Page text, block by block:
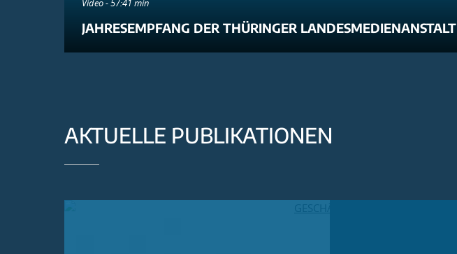
Video - 57:41 min
JAHRESEMPFANG DER THÜRINGER LANDESMEDIENANSTALT
AKTUELLE PUBLIKATIONEN